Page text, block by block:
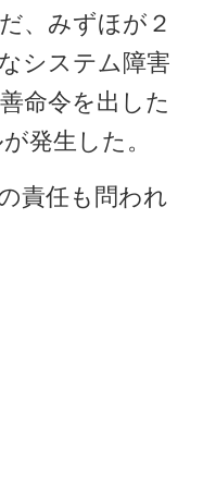
、みずほが２
システム障害
命令を出した
発生した。
責任も問われ